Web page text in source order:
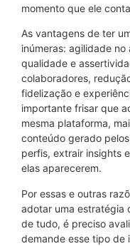
momento que ele
As vantagens de ter
inúmeras: agilidade
qualidade e
colaboradores,
fidelização e
importante frisar que
mesma plataforma,
conteúdo gerado
perfis, extrair insights
elas aparecerem.
Por essas e outras
adotar uma estratégia
de tudo, é preciso
demande esse tipo de